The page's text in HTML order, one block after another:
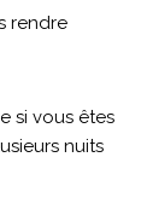
rendre
si vous êtes
nuits